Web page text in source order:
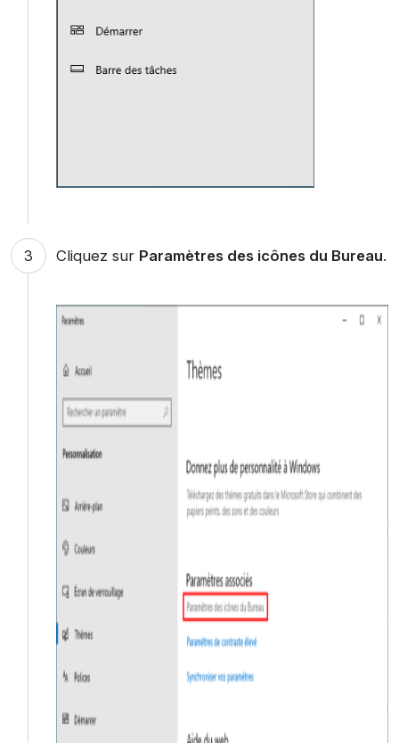
Cliquez sur Paramètres des icônes du Bureau.